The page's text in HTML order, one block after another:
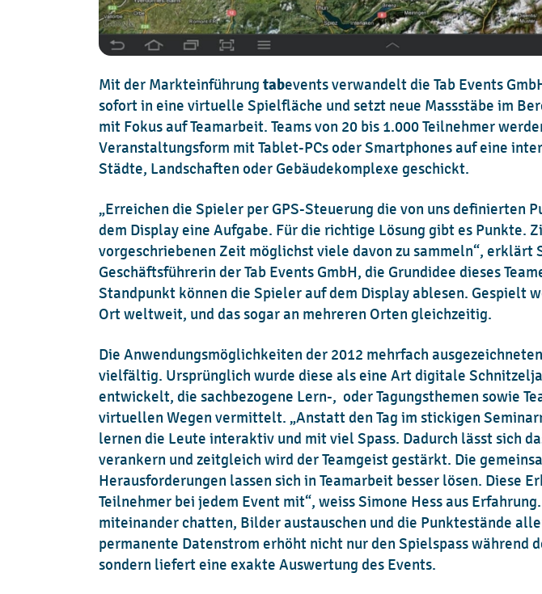
Mit der Markteinführung tabevents verwandelt die Tab Events
sofort in eine virtuelle Spielfläche und setzt neue Massstäbe im
mit Fokus auf Teamarbeit. Teams von 20 bis 1.000 Teilnehmer
Veranstaltungsform mit Tablet-PCs oder Smartphones auf eine
Städte, Landschaften oder Gebäudekomplexe geschickt.
„Erreichen die Spieler per GPS-Steuerung die von uns definierten
dem Display eine Aufgabe. Für die richtige Lösung gibt es Punkte.
vorgeschriebenen Zeit möglichst viele davon zu sammeln“, erklärt
Geschäftsführerin der Tab Events GmbH, die Grundidee dieses
Standpunkt können die Spieler auf dem Display ablesen. Gespielt
Ort weltweit, und das sogar an mehreren Orten gleichzeitig.
Die Anwendungsmöglichkeiten der 2012 mehrfach
vielfältig. Ursprünglich wurde diese als eine Art digitale
entwickelt, die sachbezogene Lern-, oder Tagungsthemen sowie
virtuellen Wegen vermittelt. „Anstatt den Tag im stickigen
lernen die Leute interaktiv und mit viel Spass. Dadurch lässt sich
verankern und zeitgleich wird der Teamgeist gestärkt. Die
Herausforderungen lassen sich in Teamarbeit besser lösen. Diese
Teilnehmer bei jedem Event mit“, weiss Simone Hess aus
miteinander chatten, Bilder austauschen und die Punktestände
permanente Datenstrom erhöht nicht nur den Spielspass während
sondern liefert eine exakte Auswertung des Events.
HAVE A